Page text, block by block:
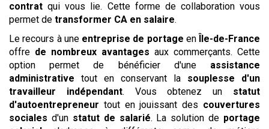
contratqui vous lie. Cette forme de collaboration vous
permet de transformer CA en salaire.
Le recours à une entreprise de portage en
Île-de-France
offre de nombreux avantages aux commerçants. Cette
option permet de bénéficier d'une assistance
administrative tout en conservant la souplesse d'un
travailleur indépendant. Vous obtenez un statut
d'autoentrepreneur tout en jouissant des couvertures
sociales d'un statut de salarié. La solution de portage